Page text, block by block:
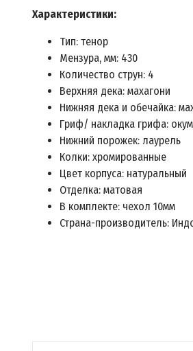
Характеристики:
Тип: тенор
Мензура, мм: 430
Количество струн: 4
Верхняя дека: махагони
Нижняя дека и обечайка:
Гриф/ накладка грифа:
Нижний порожек: лаурель
Колки: хромированные
Цвет корпуса: натуральный
Отделка: матовая
В комплекте: чехол 10мм
Страна-производитель: